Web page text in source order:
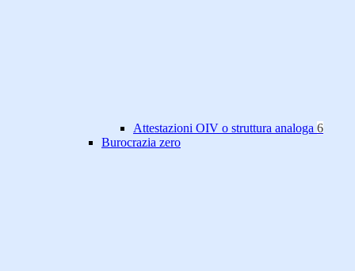
Attestazioni OIV o struttura analoga 6
Burocrazia zero